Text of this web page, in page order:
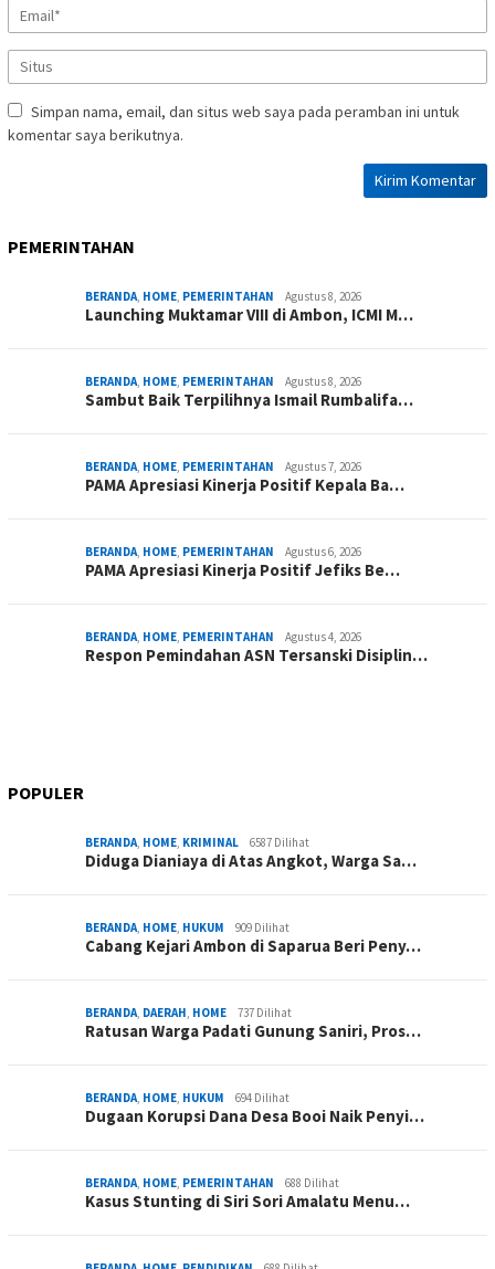
Simpan nama, email, dan situs web saya pada peramban ini untuk
komentar saya berikutnya.
PEMERINTAHAN
BERANDA, HOME, PEMERINTAHAN Agustus 8, 2026
Launching Muktamar VIII di Ambon, ICMI M…
BERANDA, HOME, PEMERINTAHAN Agustus 8, 2026
Sambut Baik Terpilihnya Ismail Rumbalifa…
BERANDA, HOME, PEMERINTAHAN Agustus 7, 2026
PAMA Apresiasi Kinerja Positif Kepala Ba…
BERANDA, HOME, PEMERINTAHAN Agustus 6, 2026
PAMA Apresiasi Kinerja Positif Jefiks Be…
BERANDA, HOME, PEMERINTAHAN Agustus 4, 2026
Respon Pemindahan ASN Tersanski Disiplin…
POPULER
BERANDA, HOME, KRIMINAL 6587 Dilihat
Diduga Dianiaya di Atas Angkot, Warga Sa…
BERANDA, HOME, HUKUM 909 Dilihat
Cabang Kejari Ambon di Saparua Beri Peny…
BERANDA, DAERAH, HOME 737 Dilihat
Ratusan Warga Padati Gunung Saniri, Pros…
BERANDA, HOME, HUKUM 694 Dilihat
Dugaan Korupsi Dana Desa Booi Naik Penyi…
BERANDA, HOME, PEMERINTAHAN 688 Dilihat
Kasus Stunting di Siri Sori Amalatu Menu…